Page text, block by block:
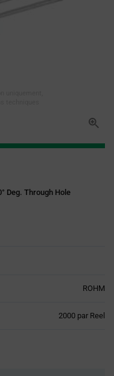
Deg. Through Hole
ROHM
2000 par Reel